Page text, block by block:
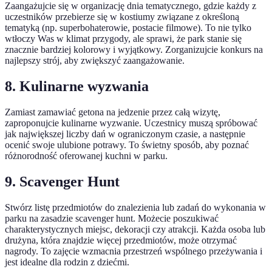
Zaangażujcie się w organizację dnia tematycznego, gdzie każdy z
uczestników przebierze się w kostiumy związane z określoną
tematyką (np. superbohaterowie, postacie filmowe). To nie tylko
wtłoczy Was w klimat przygody, ale sprawi, że park stanie się
znacznie bardziej kolorowy i wyjątkowy. Zorganizujcie konkurs na
najlepszy strój, aby zwiększyć zaangażowanie.
8. Kulinarne wyzwania
Zamiast zamawiać getona na jedzenie przez całą wizytę,
zaproponujcie kulinarne wyzwanie. Uczestnicy muszą spróbować
jak największej liczby dań w ograniczonym czasie, a następnie
ocenić swoje ulubione potrawy. To świetny sposób, aby poznać
różnorodność oferowanej kuchni w parku.
9. Scavenger Hunt
Stwórz listę przedmiotów do znalezienia lub zadań do wykonania w
parku na zasadzie scavenger hunt. Możecie poszukiwać
charakterystycznych miejsc, dekoracji czy atrakcji. Każda osoba lub
drużyna, która znajdzie więcej przedmiotów, może otrzymać
nagrody. To zajęcie wzmacnia przestrzeń wspólnego przeżywania i
jest idealne dla rodzin z dziećmi.